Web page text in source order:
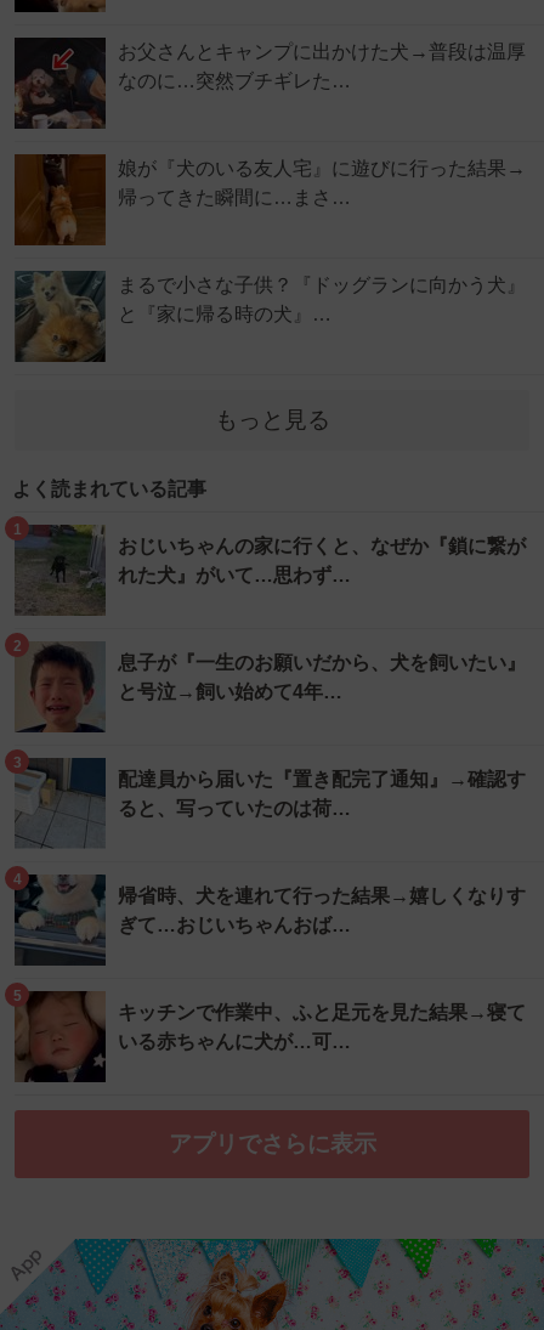
お父さんとキャンプに出かけた犬→普段は温厚
なのに…突然ブチギレた…
娘が『犬のいる友人宅』に遊びに行った結果→
帰ってきた瞬間に…まさ…
まるで小さな子供？『ドッグランに向かう犬』
と『家に帰る時の犬』…
もっと見る
よく読まれている記事
1
おじいちゃんの家に行くと、なぜか『鎖に繋が
れた犬』がいて…思わず…
2
息子が『一生のお願いだから、犬を飼いたい』
と号泣→飼い始めて4年…
3
配達員から届いた『置き配完了通知』→確認す
ると、写っていたのは荷…
4
帰省時、犬を連れて行った結果→嬉しくなりす
ぎて…おじいちゃんおば…
5
キッチンで作業中、ふと足元を見た結果→寝て
いる赤ちゃんに犬が…可…
アプリでさらに表示